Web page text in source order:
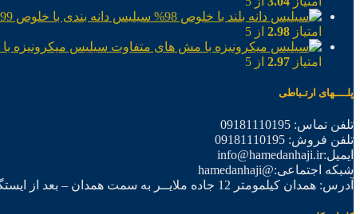
سیلیس دانه بندی با خلوص 99%
امتیاز 2.98 از 5
سیلیس میکرونیزه
امتیاز 2.97 از 5
پلــــهای ارتـباطی
تلفن تماس: 09181110195
تلفن فروش: 09181110195
ایمیل:info@hamedanhaji.ir
شبکه اجتماعی:@hamedanhaji
آدرس: همدان کیلمومتر 12 جاده ملایــر به سمت همدان – بعد از ایستگاه برق فرعی اول – شرکت تولیدی همدان حاجی